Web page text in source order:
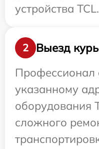
устройства TCL.
2
Выезд
Профессионал
указанному
оборудования
сложного